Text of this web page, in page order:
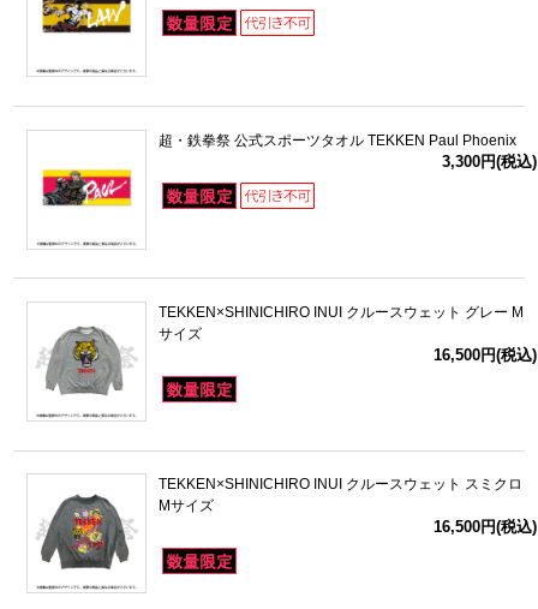
超・鉄拳祭 公式スポーツタオル TEKKEN Paul Phoenix
3,300円(税込)
TEKKEN×SHINICHIRO INUI クルースウェット グレー M
サイズ
16,500円(税込)
TEKKEN×SHINICHIRO INUI クルースウェット スミクロ
Mサイズ
16,500円(税込)